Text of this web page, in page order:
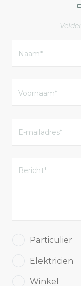
Particulier
Elektricien
Winkel